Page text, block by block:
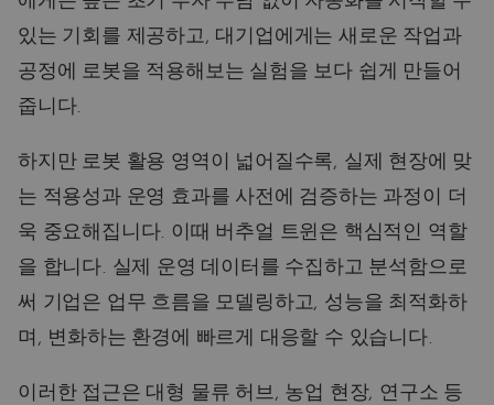
있는 기회를 제공하고, 대기업에게는 새로운 작업과
공정에 로봇을 적용해보는 실험을 보다 쉽게 만들어
줍니다.
하지만 로봇 활용 영역이 넓어질수록, 실제 현장에 맞
는 적용성과 운영 효과를 사전에 검증하는 과정이 더
욱 중요해집니다. 이때 버추얼 트윈은 핵심적인 역할
을 합니다. 실제 운영 데이터를 수집하고 분석함으로
써 기업은 업무 흐름을 모델링하고, 성능을 최적화하
며, 변화하는 환경에 빠르게 대응할 수 있습니다.
이러한 접근은 대형 물류 허브, 농업 현장, 연구소 등